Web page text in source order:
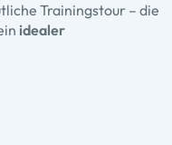
Trainingstour – die
idealer